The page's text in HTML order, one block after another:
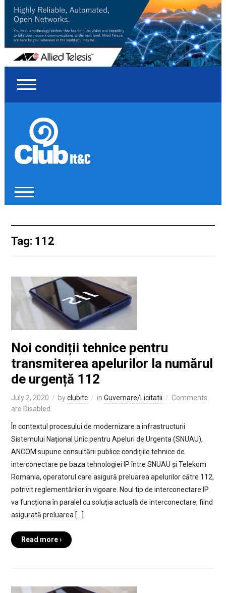
Tag: 112
Noi condiții tehnice pentru
transmiterea apelurilor la numărul
de urgență 112
July 2, 2020 byclubitc in Guvernare/Licitatii
Comments
are Disabled
În contextul procesului de modernizare a infrastructurii
Sistemului Național Unic pentru Apeluri de Urgenta (SNUAU),
ANCOM supune consultării publice condițiile tehnice de
interconectare pe baza tehnologiei IP între SNUAU și Telekom
Romania, operatorul care asigură preluarea apelurilor către 112,
potrivit reglementărilor în vigoare. Noul tip de interconectare IP
va funcționa în paralel cu soluția actuală de interconectare, fiind
asigurată preluarea […]
Read more ›